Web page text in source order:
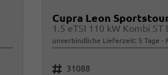
Cupra Leon
1.5 eTSI 110 kW Kombi ST
unverbindliche Lieferzeit: 5 Tage
Fahrzeugnr. 31088